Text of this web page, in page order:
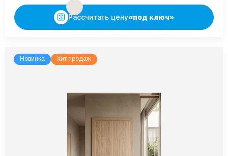
Рассчитать цену«под ключ»
Новинка Хит продаж